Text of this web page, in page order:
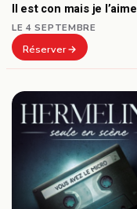
Il est con mais je l’aime
LE 4 SEPTEMBRE
Réserver